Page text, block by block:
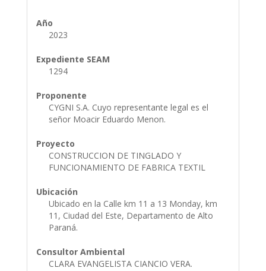
Año
2023
Expediente SEAM
1294
Proponente
CYGNI S.A. Cuyo representante legal es el
señor Moacir Eduardo Menon.
Proyecto
CONSTRUCCION DE TINGLADO Y
FUNCIONAMIENTO DE FABRICA TEXTIL
Ubicación
Ubicado en la Calle km 11 a 13 Monday, km
11, Ciudad del Este, Departamento de Alto
Paraná.
Consultor Ambiental
CLARA EVANGELISTA CIANCIO VERA.